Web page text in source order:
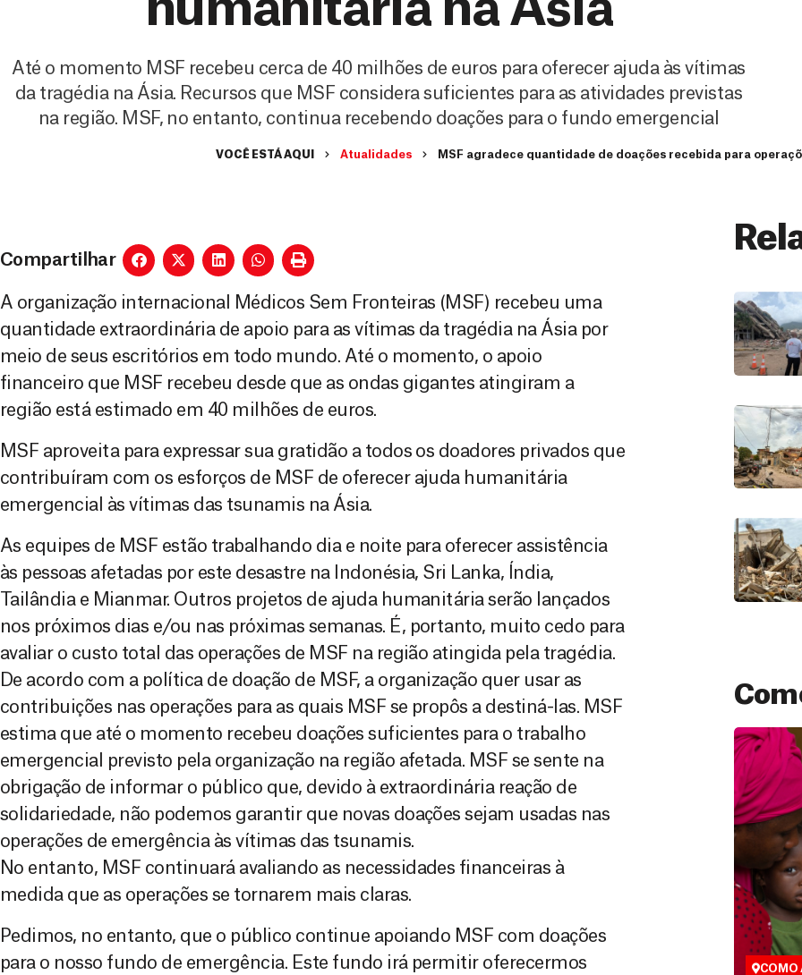
Até o momento MSF recebeu cerca de 40 milhões de euros para oferecer ajuda às vítimas
da tragédia na Ásia. Recursos que MSF considera suficientes para as atividades previstas
na região. MSF, no entanto, continua recebendo doações para o fundo emergencial
VOCÊ ESTÁ AQUI Atualidades MSF agradece quantidade de doações recebida para
Compartilhar
A organização internacional Médicos Sem Fronteiras (MSF) recebeu uma
quantidade extraordinária de apoio para as vítimas da tragédia na Ásia por
meio de seus escritórios em todo mundo. Até o momento, o apoio
financeiro que MSF recebeu desde que as ondas gigantes atingiram a
região está estimado em 40 milhões de euros.
MSF aproveita para expressar sua gratidão a todos os doadores privados que
contribuíram com os esforços de MSF de oferecer ajuda humanitária
emergencial às vítimas das tsunamis na Ásia.
As equipes de MSF estão trabalhando dia e noite para oferecer assistência
às pessoas afetadas por este desastre na Indonésia, Sri Lanka, Índia,
Tailândia e Mianmar. Outros projetos de ajuda humanitária serão lançados
nos próximos dias e/ou nas próximas semanas. É, portanto, muito cedo para
avaliar o custo total das operações de MSF na região atingida pela tragédia.
De acordo com a política de doação de MSF, a organização quer usar as
contribuições nas operações para as quais MSF se propôs a destiná-las. MSF
estima que até o momento recebeu doações suficientes para o trabalho
emergencial previsto pela organização na região afetada. MSF se sente na
obrigação de informar o público que, devido à extraordinária reação de
solidariedade, não podemos garantir que novas doações sejam usadas nas
operações de emergência às vítimas das tsunamis.
No entanto, MSF continuará avaliando as necessidades financeiras à
medida que as operações se tornarem mais claras.
Pedimos, no entanto, que o público continue apoiando MSF com doações
para o nosso fundo de emergência. Este fundo irá permitir oferecermos
Doação
São as
que nos
vidas em
COMO